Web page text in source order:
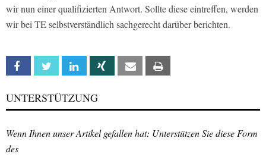
wir nun einer qualifizierten Antwort. Sollte diese eintreffen, werden
wir bei TE selbstverständlich sachgerecht darüber berichten.
Facebook Twitter Linkedin Xing Email
UNTERSTÜTZUNG
Wenn Ihnen unser Artikel gefallen hat: Unterstützen Sie diese Form
des